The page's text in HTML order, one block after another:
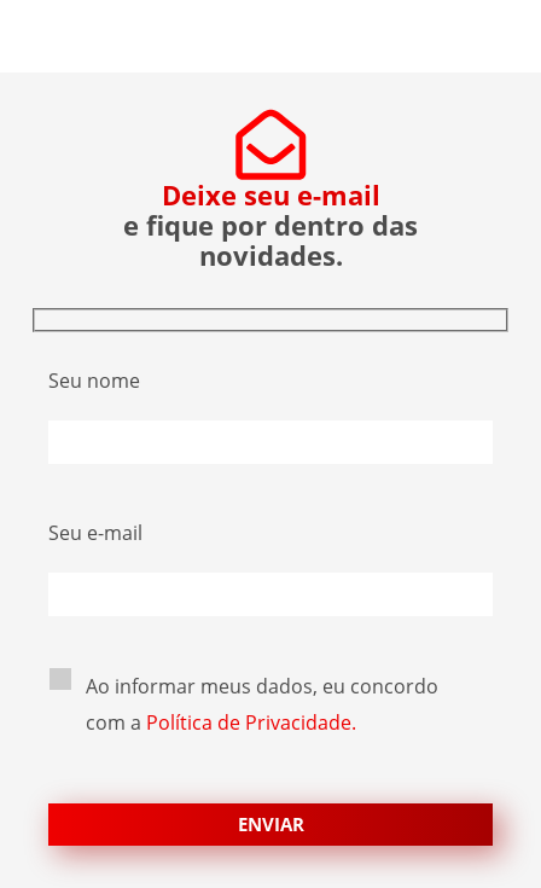
Deixe seu e-mail
e fique por dentro das
novidades.
Seu nome
Seu e-mail
Ao informar meus dados, eu concordo
com a Política de Privacidade.